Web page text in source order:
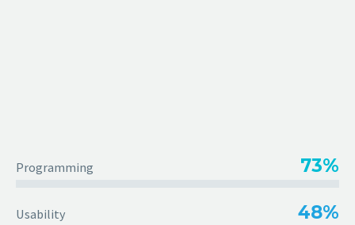
Programming 73%
Usability 48%